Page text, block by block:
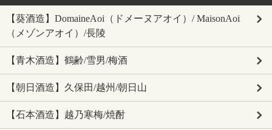
【葵酒造】DomaineAoi（ドメーヌアオイ）/ MaisonAoi
（メゾンアオイ）/長陵
【青木酒造】鶴齢/雪男/梅酒
【朝日酒造】久保田/越州/朝日山
【石本酒造】越乃寒梅/焼酎